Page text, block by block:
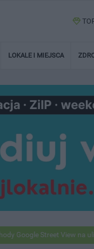
LOKALE I MIEJSCA
Street View na ulicach